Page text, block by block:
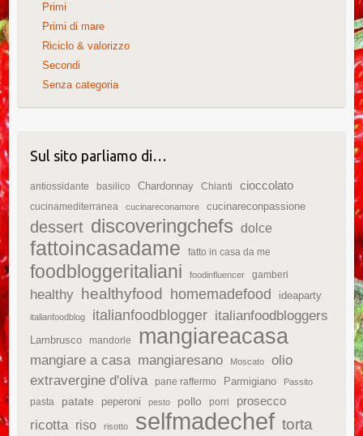
Primi
Primi di mare
Riciclo & valorizzo
Secondi
Senza categoria
Sul sito parliamo di…
antiossidante basilico Chardonnay Chianti cioccolato
cucinamediterranea cucinareconamore cucinareconpassione
dessert discoveringchefs dolce
fattoincasadame fatto in casa da me
foodbloggeritaliani foodinfluencer gamberi
healthy healthyfood homemadefood ideaparty
italianfoodblog italianfoodblogger italianfoodbloggers
Lambrusco mandorle mangiareacasa
mangiare a casa mangiaresano Moscato
olio
extravergine d'oliva
pane raffermo Parmigiano Passito
pasta patate peperoni pesto pollo porri prosecco
ricotta riso risotto selfmadechef torta